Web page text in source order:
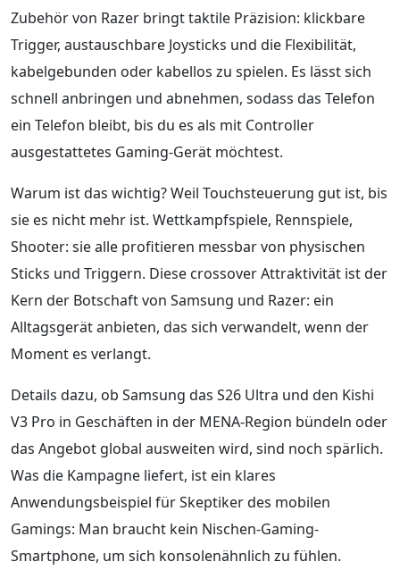
Zubehör von Razer bringt taktile Präzision: klickbare
Trigger, austauschbare Joysticks und die Flexibilität,
kabelgebunden oder kabellos zu spielen. Es lässt sich
schnell anbringen und abnehmen, sodass das Telefon
ein Telefon bleibt, bis du es als mit Controller
ausgestattetes Gaming-Gerät möchtest.
Warum ist das wichtig? Weil Touchsteuerung gut ist, bis
sie es nicht mehr ist. Wettkampfspiele, Rennspiele,
Shooter: sie alle profitieren messbar von physischen
Sticks und Triggern. Diese crossover Attraktivität ist der
Kern der Botschaft von Samsung und Razer: ein
Alltagsgerät anbieten, das sich verwandelt, wenn der
Moment es verlangt.
Details dazu, ob Samsung das S26 Ultra und den Kishi
V3 Pro in Geschäften in der MENA-Region bündeln oder
das Angebot global ausweiten wird, sind noch spärlich.
Was die Kampagne liefert, ist ein klares
Anwendungsbeispiel für Skeptiker des mobilen
Gamings: Man braucht kein Nischen-Gaming-
Smartphone, um sich konsolenähnlich zu fühlen.